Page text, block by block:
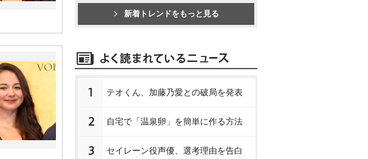
新着トレンドをもっと見る
1 テオくん、加藤乃愛との破局を発表
2 自宅で「温泉卵」を簡単に作る方法
3 セイレーン役声優、選考理由を告白